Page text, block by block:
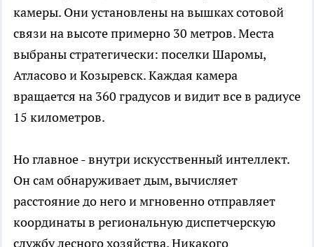
камеры. Они установлены на вышках сотовой
связи на высоте примерно 30 метров. Места
выбраны стратегически: поселки Шаромы,
Атласово и Козыревск. Каждая камера
вращается на 360 градусов и видит все в радиусе
15 километров.
Но главное - внутри искусственный интеллект.
Он сам обнаруживает дым, вычисляет
расстояние до него и мгновенно отправляет
координаты в региональную диспетчерскую
службу лесного хозяйства. Никакого